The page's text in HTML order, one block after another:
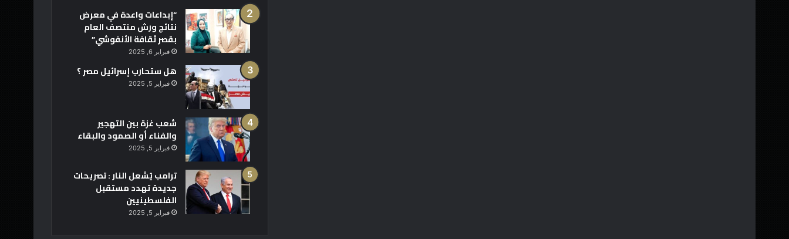
“إبداعات واعدة في معرض
نتائج ورش منتصف العام
بقصر ثقافة الأنفوشي”
فبراير 6, 2025
هل ستحارب إسرائيل مصر ؟
فبراير 5, 2025
شعب غزة بين التهجير
والفناء أو الصمود والبقاء
فبراير 5, 2025
ترامب يُشعل النار : تصريحات
جديدة تهدد مستقبل
الفلسطينيين
فبراير 5, 2025